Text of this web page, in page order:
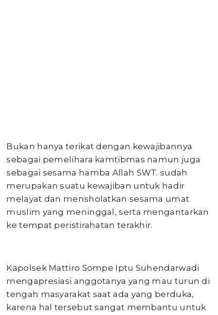
Bukan hanya terikat dengan kewajibannya
sebagai pemelihara kamtibmas namun juga
sebagai sesama hamba Allah SWT. sudah
merupakan suatu kewajiban untuk hadir
melayat dan mensholatkan sesama umat
muslim yang meninggal, serta mengantarkan
ke tempat peristirahatan terakhir.
Kapolsek Mattiro Sompe Iptu Suhendarwadi
mengapresiasi anggotanya yang mau turun di
tengah masyarakat saat ada yang berduka,
karena hal tersebut sangat membantu untuk